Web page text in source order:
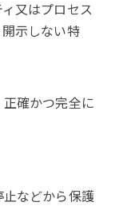
又はプロセス
示しない特
確かつ完全に
などから保護